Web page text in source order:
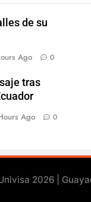
de su
Ago 0
tras
Ago 0
2026 |